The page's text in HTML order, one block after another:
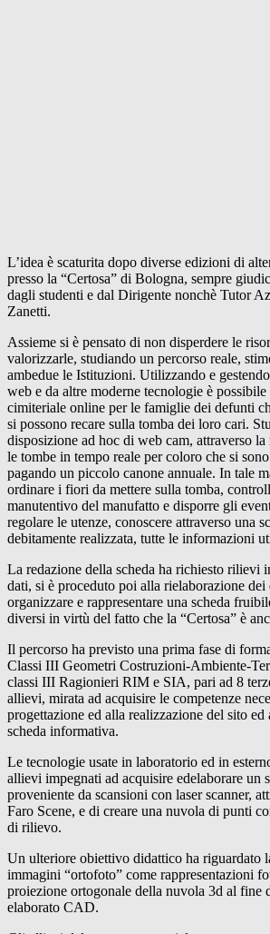
L’idea è scaturita dopo diverse edizioni di
presso la “Certosa” di Bologna, sempre
dagli studenti e dal Dirigente nonchè Tutor
Zanetti.
Assieme si è pensato di non disperdere le
valorizzarle, studiando un percorso reale,
ambedue le Istituzioni. Utilizzando e
web e da altre moderne tecnologie è
cimiteriale online per le famiglie dei defunti
si possono recare sulla tomba dei loro cari.
disposizione ad hoc di web cam, attraverso la
le tombe in tempo reale per coloro che si
pagando un piccolo canone annuale. In tale
ordinare i fiori da mettere sulla tomba,
manutentivo del manufatto e disporre gli
regolare le utenze, conoscere attraverso una
debitamente realizzata, tutte le informazioni
La redazione della scheda ha richiesto rilievi
dati, si è proceduto poi alla rielaborazione
organizzare e rappresentare una scheda
diversi in virtù del fatto che la “Certosa” è
Il percorso ha previsto una prima fase di
Classi III Geometri Costruzioni-Ambiente-
classi III Ragionieri RIM e SIA, pari ad 8
allievi, mirata ad acquisire le competenze
progettazione ed alla realizzazione del sito ed
scheda informativa.
Le tecnologie usate in laboratorio ed in
allievi impegnati ad acquisire edelaborare un
proveniente da scansioni con laser scanner,
Faro Scene, e di creare una nuvola di punti
di rilievo.
Un ulteriore obiettivo didattico ha riguardato
immagini “ortofoto” come rappresentazioni
proiezione ortogonale della nuvola 3d al fine
elaborato CAD.